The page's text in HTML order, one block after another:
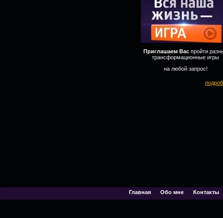
Приглашаем Вас пройти
трансформационные игры
на любой запрос!
Главная Обо мне Контакты